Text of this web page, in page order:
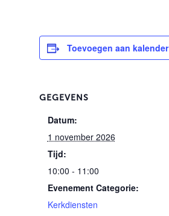
Toevoegen aan kalender
GEGEVENS
Datum:
1 november 2026
Tijd:
10:00 - 11:00
Evenement Categorie:
Kerkdiensten